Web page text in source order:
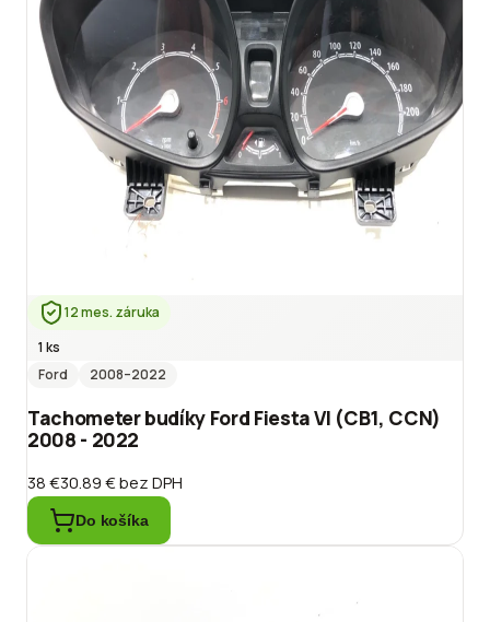
12 mes. záruka
1 ks
Ford
2008–2022
Tachometer budíky Ford Fiesta VI (CB1, CCN)
2008 - 2022
38 €30.89 €bez DPH
Do košíka